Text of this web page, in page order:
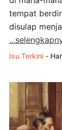
tempat
disulap
Isu Terkini -